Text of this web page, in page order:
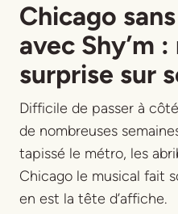
Title
Chicago
avec Shy’m
surprise sur
Difficile de passer à
de nombreuses
tapissé le métro, les
Chicago le musical fait
en est la tête d’affiche.